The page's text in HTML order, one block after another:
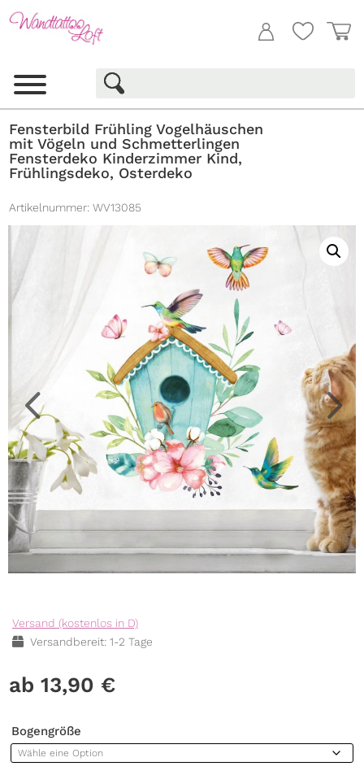
Fensterbild Frühling Vogelhäuschen
mit Vögeln und Schmetterlingen
Fensterdeko Kinderzimmer Kind,
Frühlingsdeko, Osterdeko
Artikelnummer: WV13085
Versand (kostenlos in D)
Versandbereit: 1-2 Tage
13,90 €
Bogengröße